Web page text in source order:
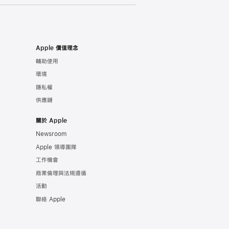
Apple 價值理念
輔助使用
環境
隱私權
供應鏈
關於 Apple
Newsroom
Apple 領導團隊
工作機會
商業倫理與法規遵循
活動
聯絡 Apple